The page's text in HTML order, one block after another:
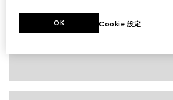
Cookie 設定
OK